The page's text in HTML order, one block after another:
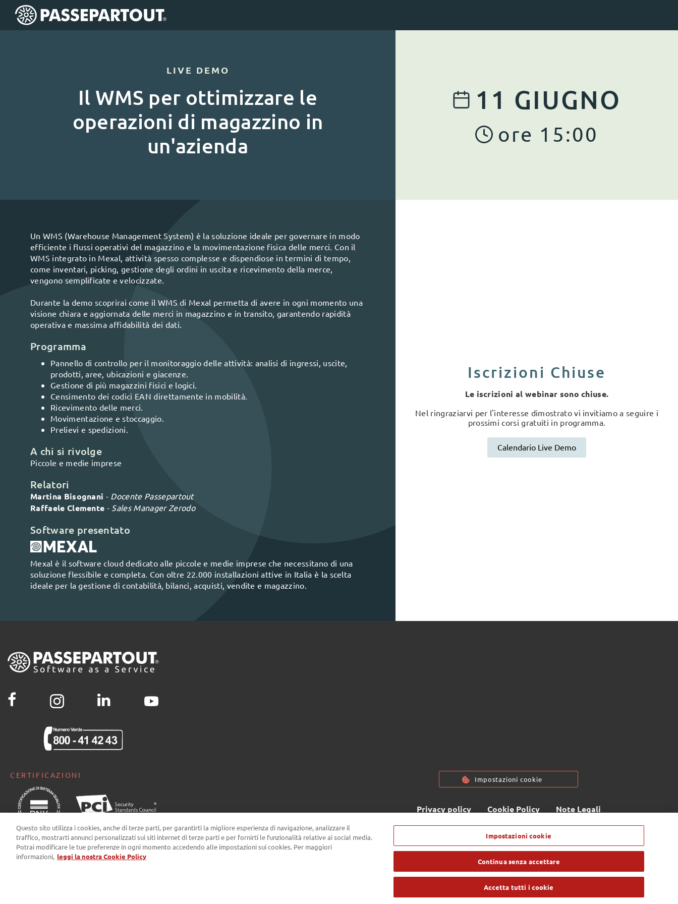
LIVE DEMO
Il WMS per ottimizzare le
operazioni di magazzino in
un'azienda
11 GIUGNO
ore 15:00
Un WMS (Warehouse Management System) è la soluzione ideale per governare in modo
efficiente i flussi operativi del magazzino e la movimentazione fisica delle merci. Con il
WMS integrato in Mexal, attività spesso complesse e dispendiose in termini di tempo,
come inventari, picking, gestione degli ordini in uscita e ricevimento della merce,
vengono semplificate e velocizzate.
Durante la demo scoprirai come il WMS di Mexal permetta di avere in ogni momento una
visione chiara e aggiornata delle merci in magazzino e in transito, garantendo rapidità
operativa e massima affidabilità dei dati.
Programma
Pannello di controllo per il monitoraggio delle attività: analisi di ingressi, uscite,
prodotti, aree, ubicazioni e giacenze.
Gestione di più magazzini fisici e logici.
Censimento dei codici EAN direttamente in mobilità.
Ricevimento delle merci.
Movimentazione e stoccaggio.
Prelievi e spedizioni.
A chi si rivolge
Piccole e medie imprese
Relatori
Martina Bisognani - Docente Passepartout
Raffaele Clemente - Sales Manager Zerodo
Software presentato
Mexal è il software cloud dedicato alle piccole e medie imprese che necessitano di una
soluzione flessibile e completa. Con oltre 22.000 installazioni attive in Italia è la scelta
ideale per la gestione di contabilità, bilanci, acquisti, vendite e magazzino.
Iscrizioni Chiuse
Le iscrizioni al webinar sono chiuse.
Nel ringraziarvi per l'interesse dimostrato vi invitiamo a seguire i
prossimi corsi gratuiti in programma.
Calendario Live Demo
CERTIFICAZIONI Impostazioni cookie
Privacy policy Cookie Policy Note Legali
Passepartout s.p.a. - Società a socio unico - c/o SM HUB - Via Consiglio dei Sessanta 99, 47891 Dogana
Repubblica di San Marino - Tel. 0549 978011 - Numero Verde 800 414243 - Codice Operatore Economico
SM03473 - Iscrizione Registro Società n° 6210 del 6 agosto 2010 - Iscrizione Registro delle attività e-
commerce n° 55 - Capitale Sociale € 4.800.000 i.v. - Tutti i diritti riservati
Questo sito utilizza i cookies, anche di terze parti, per garantirti la migliore esperienza di navigazione, analizzare il
traffico, mostrarti annunci personalizzati sui siti internet di terze parti e per fornirti le funzionalità relative ai social media.
Potrai modificare le tue preferenze in ogni momento accedendo alle impostazioni sui cookies. Per maggiori
informazioni, leggi la nostra Cookie Policy
Impostazioni cookie
Continua senza accettare
Accetta tutti i cookie